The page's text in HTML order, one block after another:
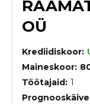
OÜ
Krediidiskoor:
Maineskoor:
Töötajaid: 1